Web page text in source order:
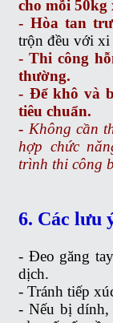
cho mỗi
- Hòa tan
trộn đều với xi
- Thi công
thường.
- Để khô và
tiêu chuẩn.
- Không cần
hợp chức
trình thi công
6. Các lưu
- Đeo găng
dịch.
- Tránh tiếp
- Nếu bị dính,